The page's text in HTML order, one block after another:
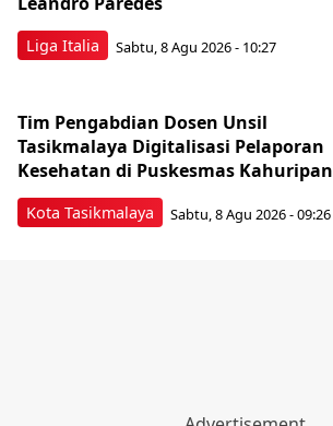
Liga Italia Sabtu, 8 Agu 2026 - 10:27
Kota Tasikmalaya
Tim Pengabdian Dosen Unsil
Tasikmalaya Digitalisasi Pelaporan
Kesehatan di Puskesmas Kahuripan
Sabtu, 8 Agu 2026 - 09:26